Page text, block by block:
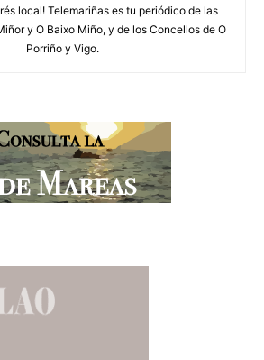
local! Telemariñas es tu periódico de las
y O Baixo Miño, y de los Concellos de O
Porriño y Vigo.